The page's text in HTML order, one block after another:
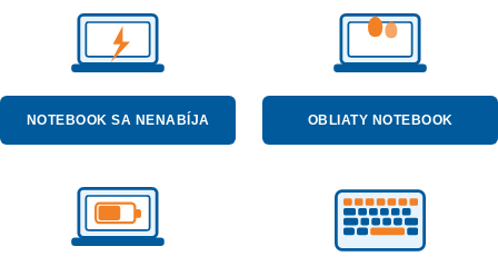
NOTEBOOK SA NENABÍJA OBLIATY NOTEBOOK